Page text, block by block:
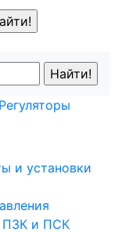
Регуляторы
и установки
ПЗК и ПСК